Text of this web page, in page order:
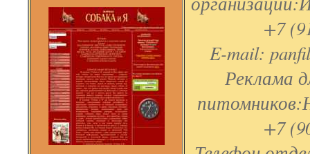
+7
E-mail:
Реклама
+7